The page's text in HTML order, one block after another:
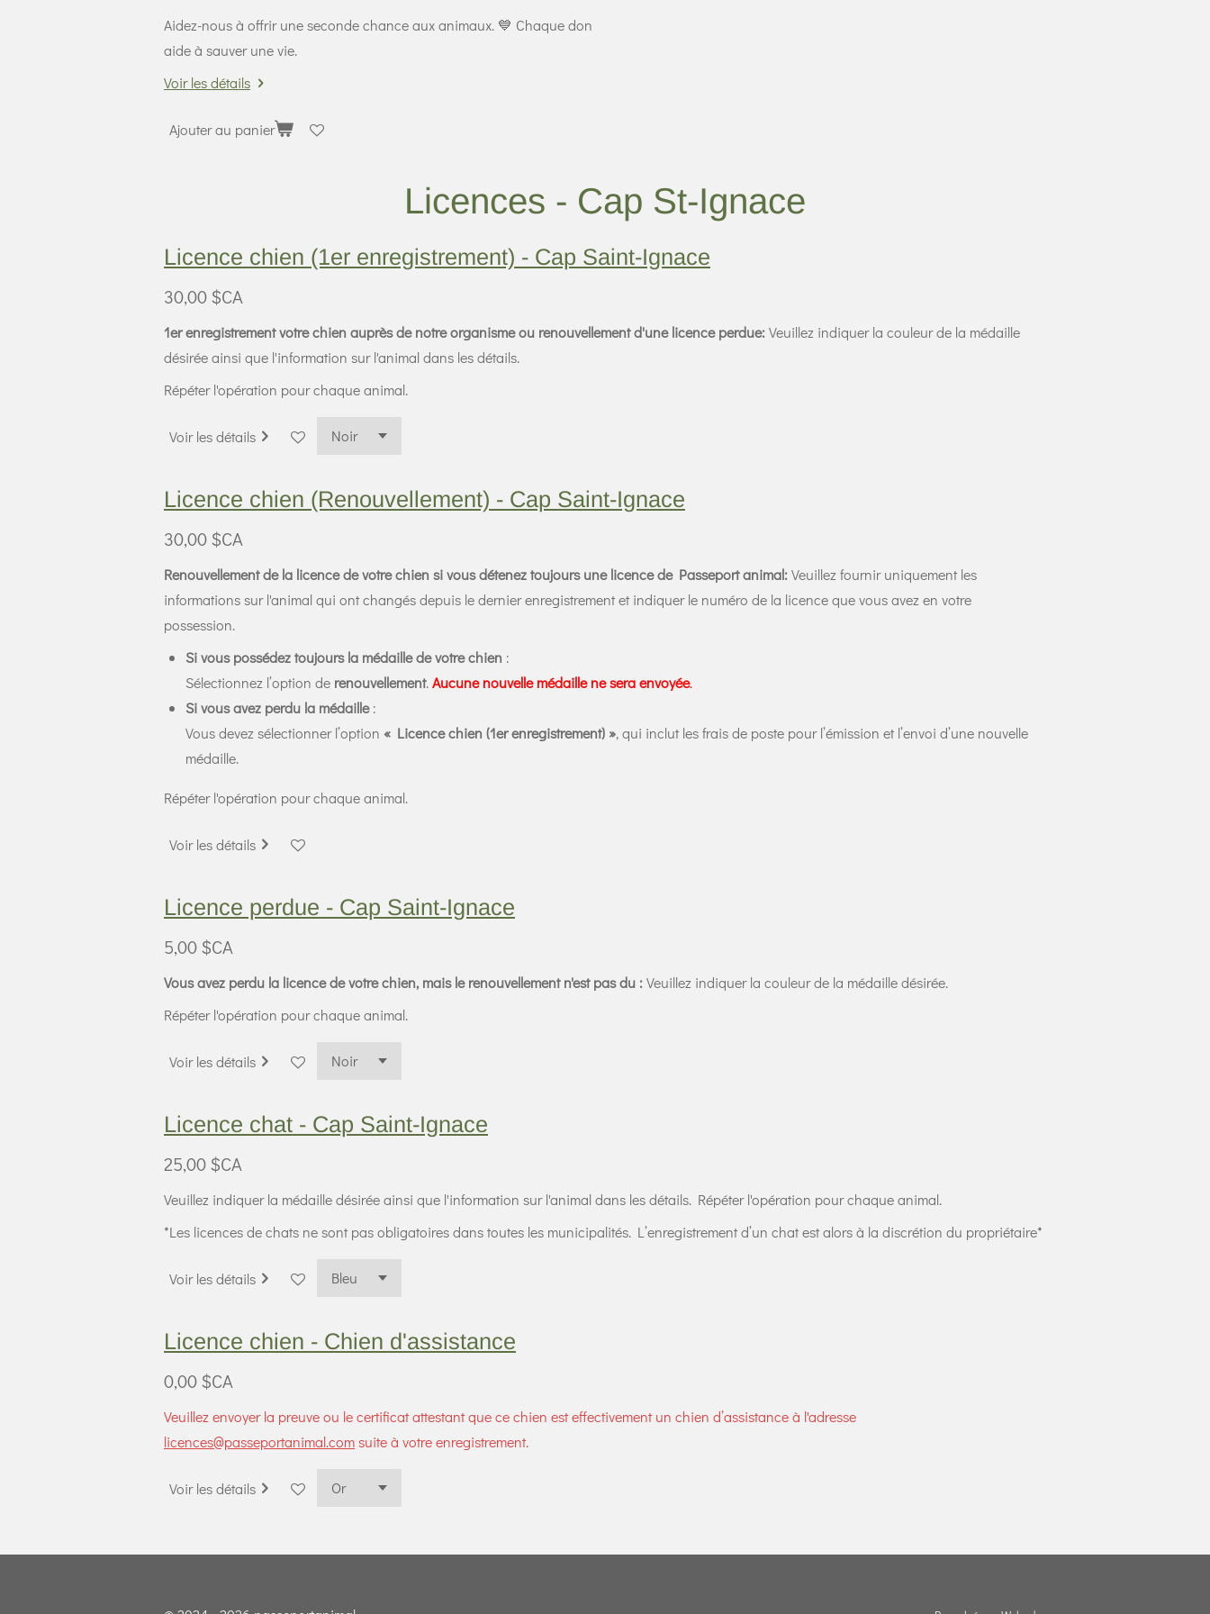
Aidez-nous à offrir une seconde chance aux animaux. 💙 Chaque don
aide à sauver une vie.
Voir les détails
Ajouter au panier
Licences - Cap St-Ignace
Licence chien (1er enregistrement) - Cap Saint-Ignace
30,00 $CA
1er enregistrement votre chien auprès de notre organisme ou renouvellement d'une licence perdue:Veuillez indiquer la couleur de la médaille
désirée ainsi que l'information sur l'animal dans les détails.
Répéter l'opération pour chaque animal.
Voir les détails
Licence chien (Renouvellement) - Cap Saint-Ignace
30,00 $CA
Renouvellement de la licence de votre chien si vous détenez toujours une licence de Passeport animal:Veuillez fournir uniquement les
informations sur l'animal qui ont changés depuis le dernier enregistrement et indiquer le numéro de la licence que vous avez en votre
possession.
Si vous possédez toujours la médaille de votre chien :
Sélectionnez l’option de renouvellement.Aucune nouvelle médaille ne sera envoyée.
Si vous avez perdu la médaille:
Vous devez sélectionner l’option « Licence chien (1er enregistrement) », qui inclut les frais de poste pour l’émission et l’envoi d’une nouvelle
médaille.
Répéter l'opération pour chaque animal.
Voir les détails
Licence perdue - Cap Saint-Ignace
5,00 $CA
Vous avez perdu la licence de votre chien, mais le renouvellement n'est pas du :Veuillez indiquer la couleur de la médaille désirée.
Répéter l'opération pour chaque animal.
Voir les détails
Licence chat - Cap Saint-Ignace
25,00 $CA
Veuillez indiquer la médaille désirée ainsi que l'information sur l'animal dans les détails. Répéter l'opération pour chaque animal.
*Les licences de chats ne sont pas obligatoires dans toutes les municipalités. L’enregistrement d’un chat est alors à la discrétion du propriétaire*
Voir les détails
Licence chien - Chien d'assistance
0,00 $CA
Veuillez envoyer la preuve ou le certificat attestant que ce chien est effectivement un chien d’assistance à l'adresse
licences@passeportanimal.comsuite à votre enregistrement.
Voir les détails